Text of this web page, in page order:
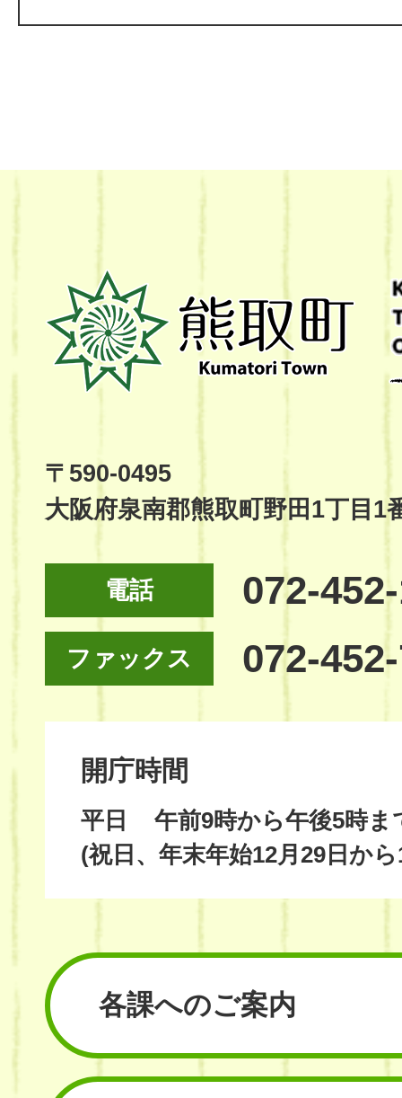
熊
取
町
Kumatori
Site
〒590-0495
大阪府泉南郡熊取町野田1丁目1
電話 072-
ファックス 072-
開庁時間
平日
午前9時から午後5時ま
(祝日、年末年始12月29日か
各課へのご案内